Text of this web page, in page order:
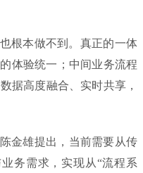
根本做不到。真正的一体
体验统一；中间业务流程
据高度融合、实时共享，
金雄提出，当前需要从传
务需求，实现从“流程系